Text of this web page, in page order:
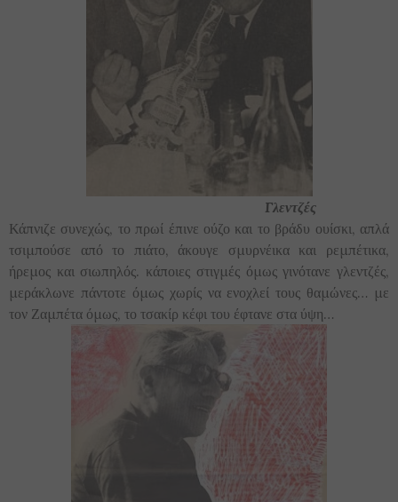
Γλεντζές
Κάπνιζε συνεχώς, το πρωί έπινε ούζο και το βράδυ ουίσκι, απλά
τσιμπούσε από το πιάτο, άκουγε σμυρνέικα και ρεμπέτικα,
ήρεμος και σιωπηλός. κάποιες στιγμές όμως γινότανε γλεντζές,
μεράκλωνε πάντοτε όμως χωρίς να ενοχλεί τους θαμώνες… με
τον Ζαμπέτα όμως, το τσακίρ κέφι του έφτανε στα ύψη…